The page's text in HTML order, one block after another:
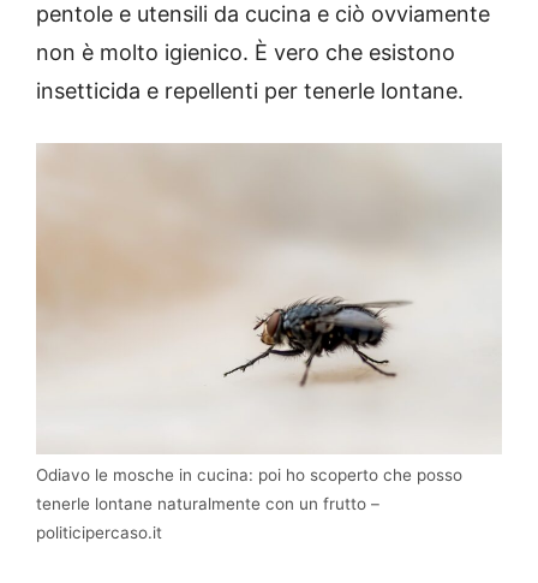
pentole e utensili da cucina e ciò ovviamente
non è molto igienico. È vero che esistono
insetticida e repellenti per tenerle lontane.
Odiavo le mosche in cucina: poi ho scoperto che posso
tenerle lontane naturalmente con un frutto –
politicipercaso.it